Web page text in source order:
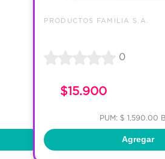
PRODUCTOS FAMILIA S.A.
0
$15.900
PUM: $ 1,590.00
Agregar